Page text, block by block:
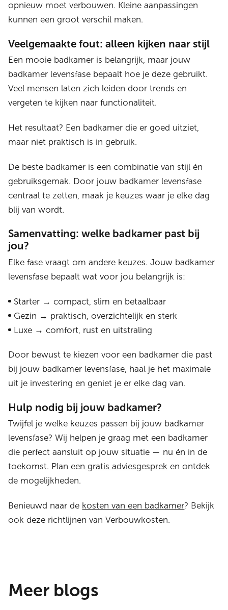
opnieuw moet verbouwen. Kleine aanpassingen
kunnen een groot verschil maken.
Veelgemaakte fout: alleen kijken naar stijl
Een mooie badkamer is belangrijk, maar jouw
badkamer levensfase bepaalt hoe je deze gebruikt.
Veel mensen laten zich leiden door trends en
vergeten te kijken naar functionaliteit.
Het resultaat? Een badkamer die er goed uitziet,
maar niet praktisch is in gebruik.
De beste badkamer is een combinatie van stijl én
gebruiksgemak. Door jouw badkamer levensfase
centraal te zetten, maak je keuzes waar je elke dag
blij van wordt.
Samenvatting: welke badkamer past bij
jou?
Elke fase vraagt om andere keuzes. Jouw badkamer
levensfase bepaalt wat voor jou belangrijk is:
Starter → compact, slim en betaalbaar
Gezin → praktisch, overzichtelijk en sterk
Luxe → comfort, rust en uitstraling
Door bewust te kiezen voor een badkamer die past
bij jouw badkamer levensfase, haal je het maximale
uit je investering en geniet je er elke dag van.
Hulp nodig bij jouw badkamer?
Twijfel je welke keuzes passen bij jouw badkamer
levensfase? Wij helpen je graag met een badkamer
die perfect aansluit op jouw situatie — nu én in de
toekomst. Plan een gratis adviesgesprek en ontdek
de mogelijkheden.
Benieuwd naar de kosten van een badkamer? Bekijk
ook deze richtlijnen van Verbouwkosten.
Meer blogs